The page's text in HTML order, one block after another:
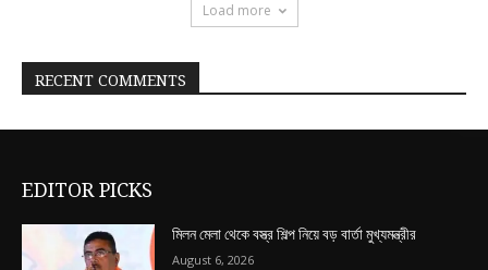
Load more
RECENT COMMENTS
EDITOR PICKS
মিলন মেলা থেকে বস্ত্র শিল্প নিয়ে বড় বার্তা মুখ্যমন্ত্রীর
August 6, 2026